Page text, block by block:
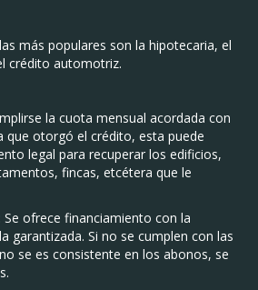
más populares son la hipotecaria, el
crédito automotriz.
la cuota mensual acordada con
que otorgó el crédito, esta puede
legal para recuperar los edificios,
fincas, etcétera que le
: Se ofrece financiamiento con la
garantizada. Si no se cumplen con las
se es consistente en los abonos, se